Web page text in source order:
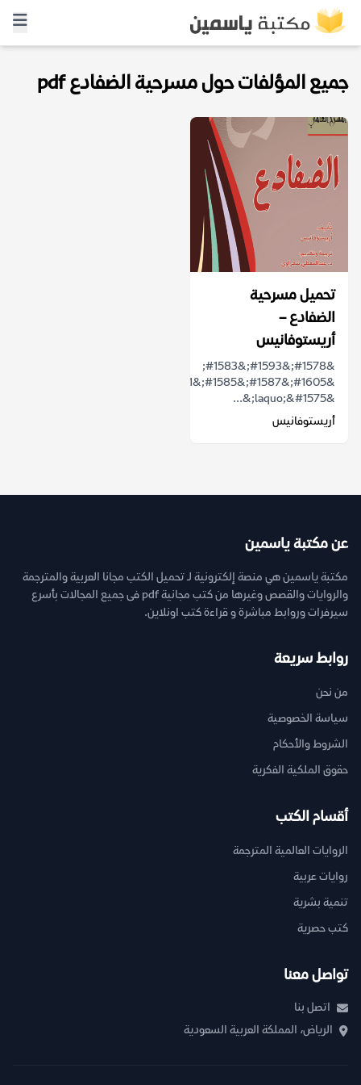
جميع المؤلفات حول مسرحية الضفادع pdf
تحميل مسرحية
الضفادع –
أريستوفانيس
&#1578;&#1593;&#1583;
&laquo;&#1575;&...
أريستوفانيس
عن مكتبة ياسمين
مكتبة ياسمين هي منصة إلكترونية لـ تحميل الكتب مجانا العربية والمترجمة
والروايات والقصص وغيرها من كتب مجانية pdf فى جميع المجالات بأسرع
سيرفرات وروابط مباشرة و قراءة كتب اونلاين.
روابط سريعة
من نحن
سياسة الخصوصية
الشروط والأحكام
حقوق الملكية الفكرية
أقسام الكتب
الروايات العالمية المترجمة
روايات عربية
تنمية بشرية
كتب حصرية
تواصل معنا
اتصل بنا
الرياض، المملكة العربية السعودية